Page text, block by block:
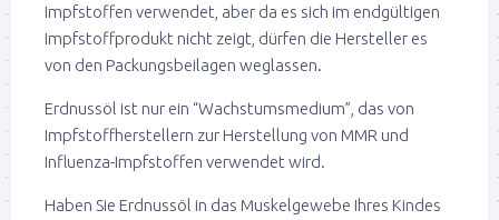
Impfstoffen verwendet, aber da es sich im endgültigen
Impfstoffprodukt nicht zeigt, dürfen die Hersteller es
von den Packungsbeilagen weglassen.
Erdnussöl ist nur ein “Wachstumsmedium”, das von
Impfstoffherstellern zur Herstellung von MMR und
Influenza-Impfstoffen verwendet wird.
Haben Sie Erdnussöl in das Muskelgewebe Ihres Kindes